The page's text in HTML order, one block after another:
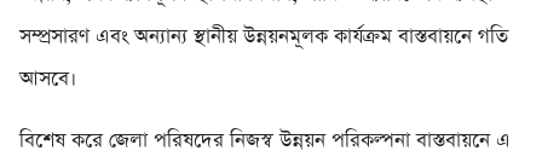
সম্প্রসারণ এবং অন্যান্য স্থানীয় উন্নয়নমূলক কার্যক্রম বাস্তবায়নে গতি
আসবে।
বিশেষ করে জেলা পরিষদের নিজস্ব উন্নয়ন পরিকল্পনা বাস্তবায়নে এ